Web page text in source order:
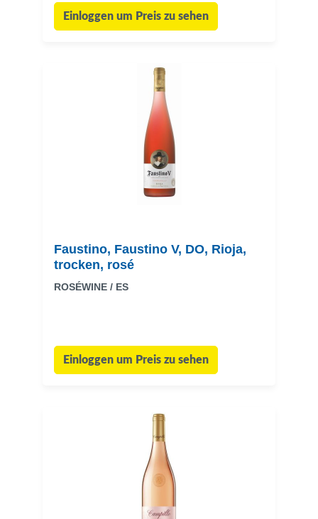
Einloggen um Preis zu sehen
Faustino, Faustino V, DO, Rioja,
trocken, rosé
ROSÉWINE / ES
Einloggen um Preis zu sehen